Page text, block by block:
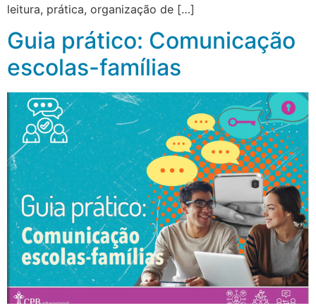
leitura, prática, organização de […]
Guia prático: Comunicação
escolas-famílias